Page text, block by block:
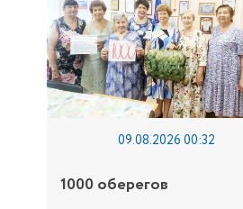
09.08.2026 00:32
1000 оберегов